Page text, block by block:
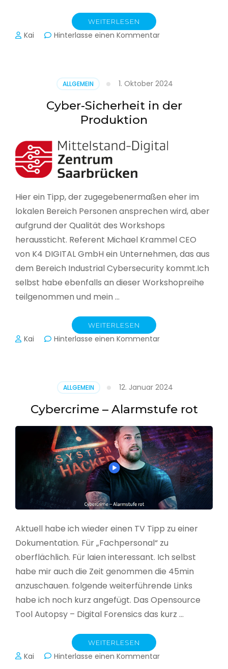
WEITERLESEN
Kai Hinterlasse einen Kommentarzu
seinen
Lagebericht
zur
in
Deutschland
ALLGEMEIN 1. Oktober 2024
Cyber-Sicherheit in der
Produktion
Hier ein Tipp, der zugegebenermaßen eher im
lokalen Bereich Personen ansprechen wird, aber
aufgrund der Qualität des Workshops
heraussticht. Referent Michael Krammel CEO
von K4 DIGITAL GmbH ein Unternehmen, das aus
dem Bereich Industrial Cybersecurity kommt.Ich
selbst habe ebenfalls an dieser Workshopreihe
teilgenommen und mein …
WEITERLESEN
Kai Hinterlasse einen Kommentarzu
Produktion
ALLGEMEIN 12. Januar 2024
Cybercrime – Alarmstufe rot
Aktuell habe ich wieder einen TV Tipp zu einer
Dokumentation. Für „Fachpersonal“ zu
oberflächlich. Für laien interessant. Ich selbst
habe mir auch die Zeit genommen die 45min
anzuschauen. folgende weiterführende Links
habe ich noch kurz angefügt. Das Opensource
Tool Autopsy – Digital Forensics das kurz …
WEITERLESEN
Kai Hinterlasse einen Kommentarzu